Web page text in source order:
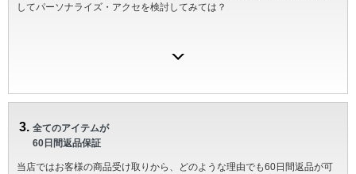
してパーソナライズ・アクセを検討してみては？
全てのアイテムが
60日間返品保証
当店ではお客様の商品受け取りから、どのような理由でも60日間返品が可